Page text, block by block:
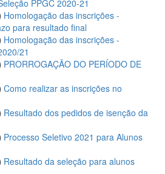
PPGC 2020-21
Homologação das inscrições -
para resultado final
Homologação das inscrições -
21
PRORROGAÇÃO DO PERÍODO DE
Como realizar as inscrições no
Resultado dos pedidos de isenção da
Processo Seletivo 2021 para Alunos
Resultado da seleção para alunos